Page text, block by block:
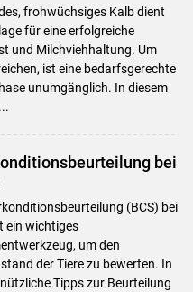
frohwüchsiges Kalb dient
für eine erfolgreiche
und Milchviehhaltung. Um
ist eine bedarfsgerechte
unumgänglich. In diesem
bei
(BCS) bei
ein wichtiges
um den
der Tiere zu bewerten. In
Tipps zur Beurteilung